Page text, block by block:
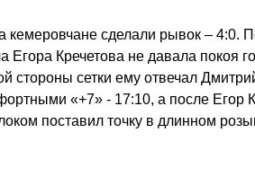
кемеровчане сделали рывок – 4:0.
Егора Кречетова не давала покоя
стороны сетки ему отвечал
«+7» - 17:10, а после Егор
поставил точку в длинном